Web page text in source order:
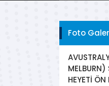
Foto
MELBURN)
HEYETİ ÖN